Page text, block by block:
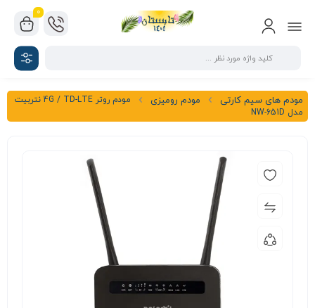
0
مودم های سیم کارتی مودم رومیزی
مودم روتر 4G / TD-LTE نتربیت
مدل NW-651D